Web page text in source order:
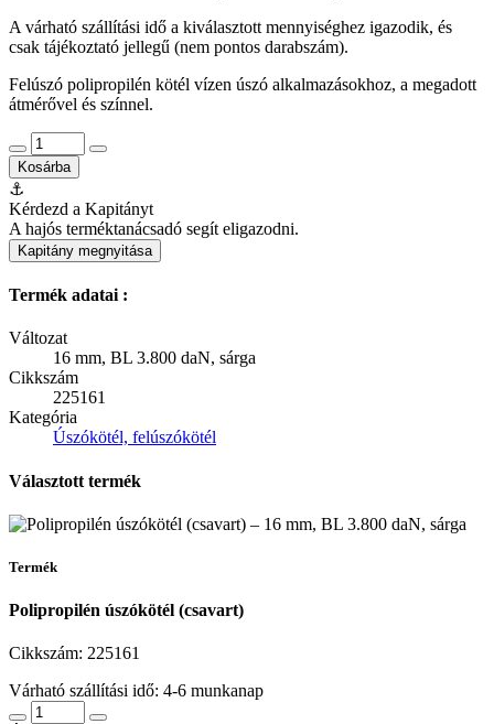
A várható szállítási idő a kiválasztott mennyiséghez igazodik, és
csak tájékoztató jellegű (nem pontos darabszám).
Felúszó polipropilén kötél vízen úszó alkalmazásokhoz, a megadott
átmérővel és színnel.
Kosárba
⚓
Kérdezd a Kapitányt
A hajós terméktanácsadó segít eligazodni.
Kapitány megnyitása
Termék adatai :
Változat
16 mm, BL 3.800 daN, sárga
Cikkszám
225161
Kategória
Úszókötél, felúszókötél
Választott termék
Termék
Polipropilén úszókötél (csavart)
Cikkszám: 225161
Várható szállítási idő: 4-6 munkanap